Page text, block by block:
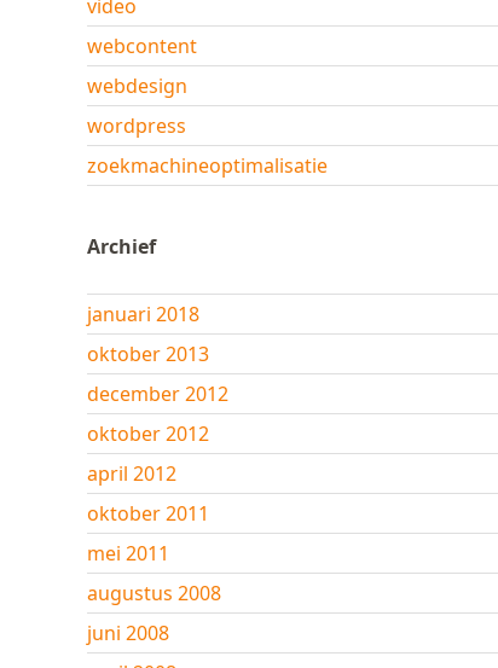
video
webcontent
webdesign
wordpress
zoekmachineoptimalisatie
Archief
januari 2018
oktober 2013
december 2012
oktober 2012
april 2012
oktober 2011
mei 2011
augustus 2008
juni 2008